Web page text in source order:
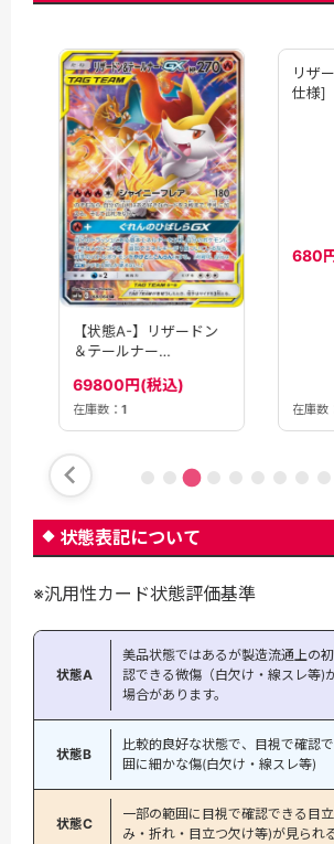
【状態A-】リザードン
＆テールナー
【sm11a】
69800円(税込)
在庫数：1
リザー
仕様]【
680円
在庫数：
状態表記について
※汎用性カード状態評価基準
状態A
美品状態ではあるが製造流通上の
認できる微傷（白欠け・線スレ等)
場合があります。
状態B
比較的良好な状態で、目視で確認
囲に細かな傷(白欠け・線スレ等)
状態C
一部の範囲に目視で確認できる目
み・折れ・目立つ欠け等)が見られ